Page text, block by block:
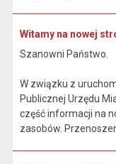
Witamy na nowej
Szanowni Państwo.
W związku z
Publicznej Urzędu
część informacji na
zasobów.